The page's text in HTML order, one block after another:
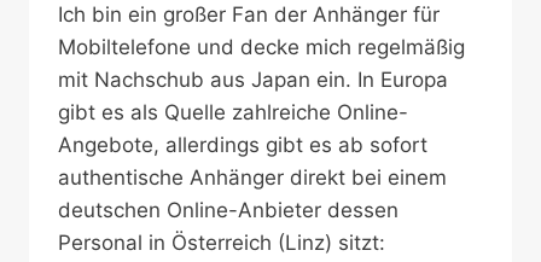
Ich bin ein großer Fan der Anhänger für
Mobiltelefone und decke mich regelmäßig
mit Nachschub aus Japan ein. In Europa
gibt es als Quelle zahlreiche Online-
Angebote, allerdings gibt es ab sofort
authentische Anhänger direkt bei einem
deutschen Online-Anbieter dessen
Personal in Österreich (Linz) sitzt: